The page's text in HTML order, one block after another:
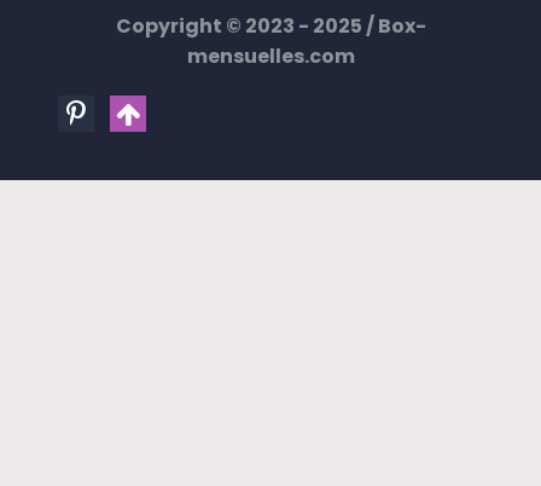
Copyright © 2023 - 2025 /Box-
mensuelles.com